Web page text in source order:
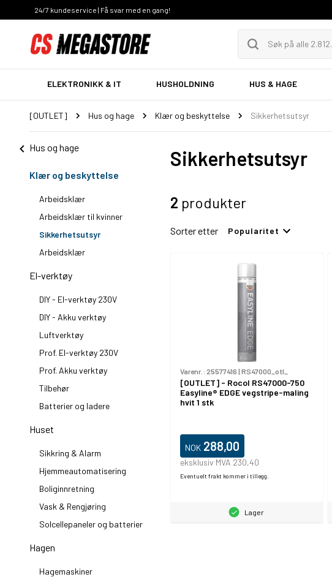
24/7 kundeservice | Få svar med en gang!
ELEKTRONIKK & IT HUSHOLDNING HUS & HAGE
[OUTLET] Hus og hage Klær og beskyttelse Sikkerhetsutsyr
Hus og hage
Klær og beskyttelse
Arbeidsklær
Arbeidsklær til kvinner
Sikkerhetsutsyr
Arbeidsklær
El-verktøy
DIY - El-verktøy 230V
DIY - Akku verktøy
Luftverktøy
Prof. El-verktøy 230V
Prof. Akku verktøy
Tilbehør
Batterier og ladere
Huset
Sikkring & Alarm
Hjemmeautomatisering
Boliginnretning
Vask & Rengjøring
Solcellepaneler og batterier
Hagen
Hagemaskiner
Sikkerhetsutsyr
2 produkter
Sorter etter Popularitet
Varenr.: 25577416 | RS47000_otl_
[OUTLET] - Rocol RS47000-750
Easyline® EDGE vegstripe-maling
hvit 1 stk
NOK 288,00
eksklusiv MVA 230,40
Eventuelt frakt kommer i tillegg.
Lager